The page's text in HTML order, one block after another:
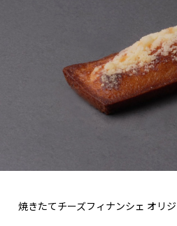
焼きたてチーズフィナンシェ オ